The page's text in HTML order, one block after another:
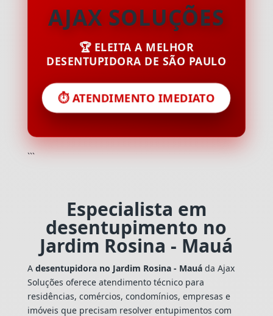
AJAX SOLUÇÕES
🏆 ELEITA A MELHOR
DESENTUPIDORA DE SÃO PAULO
⏱️ ATENDIMENTO IMEDIATO
```
Especialista em
desentupimento no
Jardim Rosina - Mauá
A desentupidora no Jardim Rosina - Mauáda Ajax
Soluções oferece atendimento técnico para
residências, comércios, condomínios, empresas e
imóveis que precisam resolver entupimentos com